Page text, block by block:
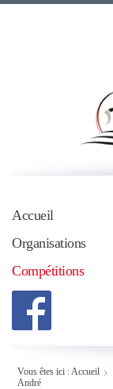
Accueil
Organisations
Compétitions
Vous êtes ici :Accueil
André